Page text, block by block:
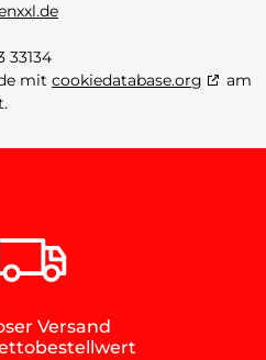
33134
mit cookiedatabase.org
am
Versand